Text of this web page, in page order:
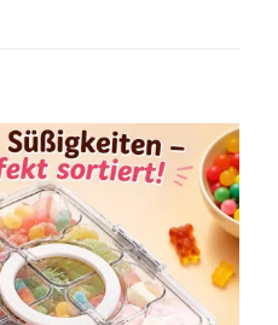
Add to
wishlist